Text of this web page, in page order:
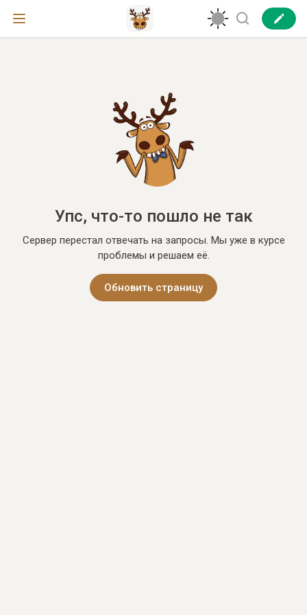
Упс, что-то пошло не так
Сервер перестал отвечать на запросы. Мы уже в курсе
проблемы и решаем её.
Обновить страницу